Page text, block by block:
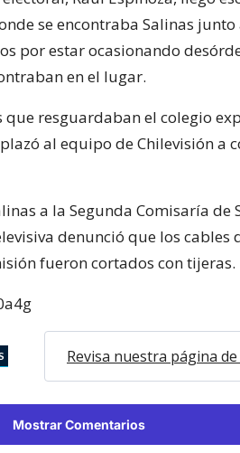
se encontraba Salinas
por estar ocasionando
en el lugar.
resguardaban el colegio
al equipo de Chilevisión a
a la Segunda Comisaría de
denunció que los cables
fueron cortados con tijeras.
Revisa nuestra página
Mostrar Comentarios